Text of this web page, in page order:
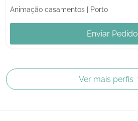
Animação casamentos Porto
Enviar Pedido
Ver mais perfis